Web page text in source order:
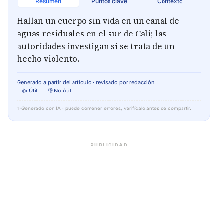
Hallan un cuerpo sin vida en un canal de
aguas residuales en el sur de Cali; las
autoridades investigan si se trata de un
hecho violento.
Generado a partir del artículo · revisado por redacción
👍 Útil
👎 No útil
✨ Generado con IA · puede contener errores, verifícalo antes de compartir.
PUBLICIDAD